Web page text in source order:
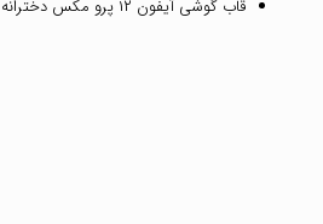
قاب گوشی آیفون ۱۲ پرو مکس دخترانه